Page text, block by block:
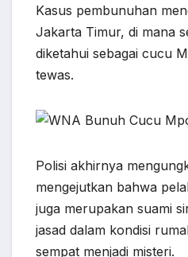
c
e
o
o
a
t
A
y
p
e
l
e
r
n
e
Kasus pembunuhan
Jakarta Timur, di mana
diketahui sebagai cucu
tewas.
Polisi akhirnya
mengejutkan bahwa
juga merupakan suami
jasad dalam kondisi
sempat menjadi misteri.